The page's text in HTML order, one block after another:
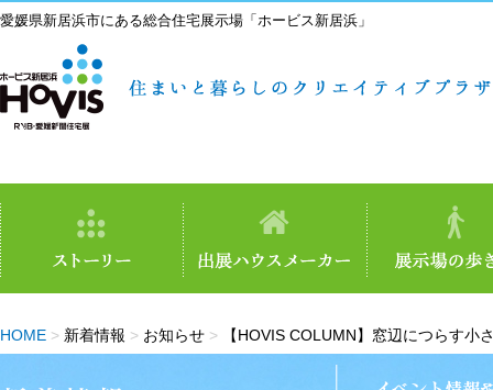
愛媛県新居浜市にある総合住宅展示場「ホービス新居浜」
HOME > 新着情報 > お知らせ > 【HOVIS COLUMN】窓辺につらす小